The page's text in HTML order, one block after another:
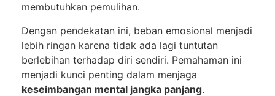
membutuhkan pemulihan.
Dengan pendekatan ini, beban emosional menjadi
lebih ringan karena tidak ada lagi tuntutan
berlebihan terhadap diri sendiri. Pemahaman ini
menjadi kunci penting dalam menjaga
keseimbangan mental jangka panjang.